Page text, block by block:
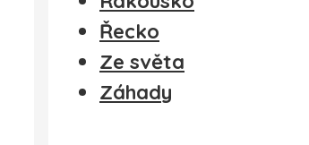
Řecko
Ze světa
Záhady